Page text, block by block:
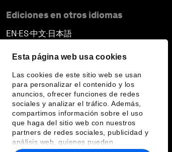
Esta página web usa cookies
Las cookies de este sitio web se usan
para personalizar el contenido y los
anuncios, ofrecer funciones de redes
sociales y analizar el tráfico. Además,
compartimos información sobre el uso
que haga del sitio web con nuestros
partners de redes sociales, publicidad y
análisis web, quienes pueden
Ediciones en otros idiomas
EN ▪ ES▪中文▪ 日本語